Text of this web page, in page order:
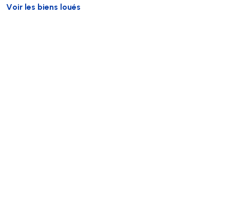
Voir les biens loués